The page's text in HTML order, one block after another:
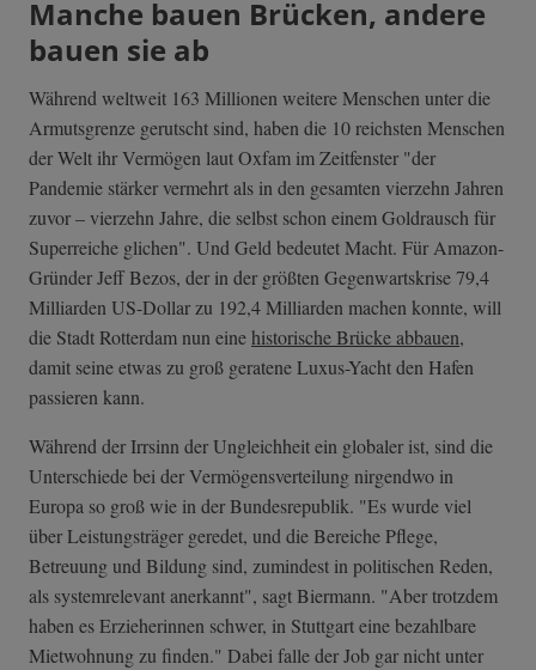
Manche bauen Brücken, andere
bauen sie ab
Während weltweit 163 Millionen weitere Menschen unter die
Armutsgrenze gerutscht sind, haben die 10 reichsten Menschen
der Welt ihr Vermögen laut Oxfam im Zeitfenster "der
Pandemie stärker vermehrt als in den gesamten vierzehn Jahren
zuvor – vierzehn Jahre, die selbst schon einem Goldrausch für
Superreiche glichen". Und Geld bedeutet Macht. Für Amazon-
Gründer Jeff Bezos, der in der größten Gegenwartskrise 79,4
Milliarden US-Dollar zu 192,4 Milliarden machen konnte, will
die Stadt Rotterdam nun einehistorische Brücke abbauen,
damit seine etwas zu groß geratene Luxus-Yacht den Hafen
passieren kann.
Während der Irrsinn der Ungleichheit ein globaler ist, sind die
Unterschiede bei der Vermögensverteilung nirgendwo in
Europa so groß wie in der Bundesrepublik. "Es wurde viel
über Leistungsträger geredet, und die Bereiche Pflege,
Betreuung und Bildung sind, zumindest in politischen Reden,
als systemrelevant anerkannt", sagt Biermann. "Aber trotzdem
haben es Erzieherinnen schwer, in Stuttgart eine bezahlbare
Mietwohnung zu finden." Dabei falle der Job gar nicht unter